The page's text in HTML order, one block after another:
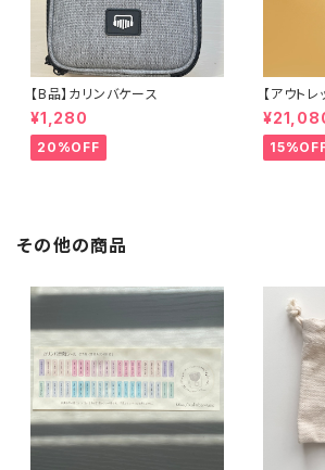
【B品】カリンバケース
¥1,280
20%OFF
【アウト
Pro / D1
その他の商品